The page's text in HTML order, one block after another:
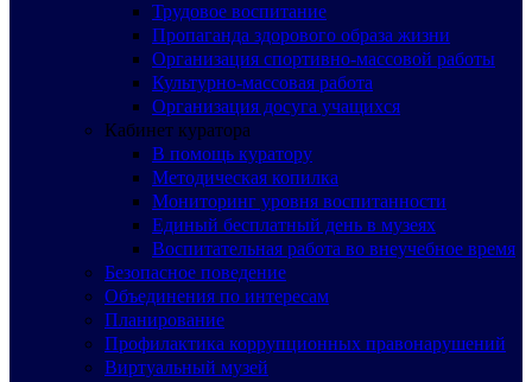
Трудовое воспитание
Пропаганда здорового образа жизни
Организация спортивно-массовой работы
Культурно-массовая работа
Организация досуга учащихся
Кабинет куратора
В помощь куратору
Методическая копилка
Мониторинг уровня воспитанности
Единый бесплатный день в музеях
Воспитательная работа во внеучебное время
Безопасное поведение
Объединения по интересам
Планирование
Профилактика коррупционных правонарушений
Виртуальный музей